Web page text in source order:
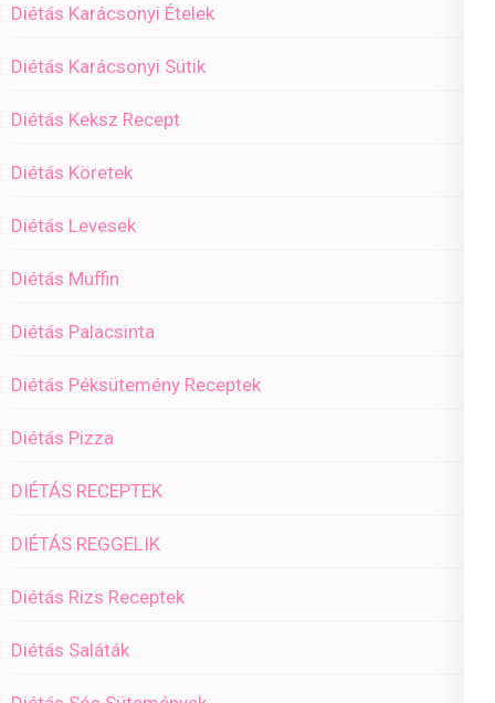
Diétás Karácsonyi Ételek
Diétás Karácsonyi Sütik
Diétás Keksz Recept
Diétás Köretek
Diétás Levesek
Diétás Muffin
Diétás Palacsinta
Diétás Péksütemény Receptek
Diétás Pizza
DIÉTÁS RECEPTEK
DIÉTÁS REGGELIK
Diétás Rizs Receptek
Diétás Saláták